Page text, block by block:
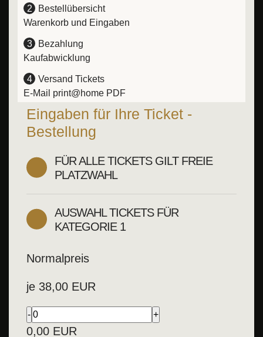
2
Bestellübersicht
Warenkorb und Eingaben
3
Bezahlung
Kaufabwicklung
4
Versand Tickets
E-Mail print@home PDF
Eingaben für Ihre Ticket -
Bestellung
FÜR ALLE TICKETS GILT FREIE
PLATZWAHL
AUSWAHL TICKETS FÜR
KATEGORIE 1
Normalpreis
je 38,00 EUR
0,00 EUR